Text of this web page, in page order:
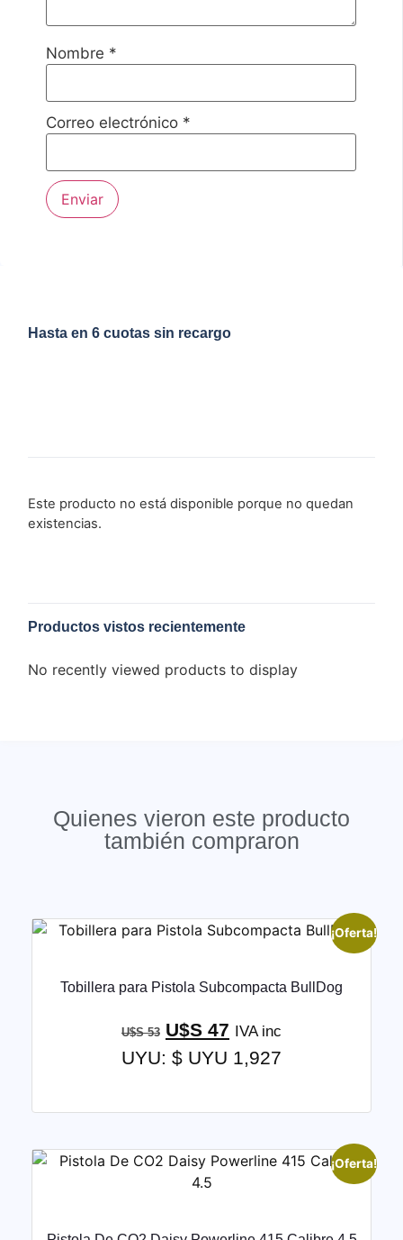
Nombre *
Correo electrónico *
Hasta en 6 cuotas sin recargo
Este producto no está disponible porque no quedan
existencias.
Productos vistos recientemente
No recently viewed products to display
Quienes vieron este producto
también compraron
¡Oferta!
Tobillera para Pistola Subcompacta BullDog
U$S53 U$S 47 IVA inc
UYU: $ UYU 1,927
¡Oferta!